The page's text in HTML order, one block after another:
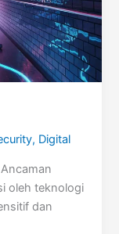
, Digital
oleh teknologi
dan